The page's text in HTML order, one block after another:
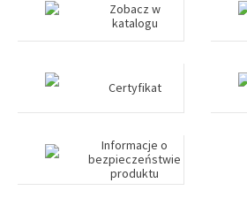
Zobacz w
katalogu
Certyfikat
Informacje o
bezpieczeństwie
produktu